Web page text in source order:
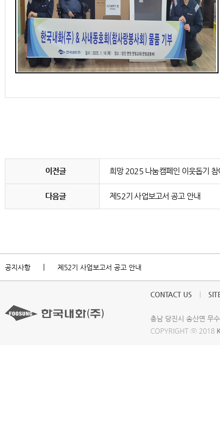
이전글 희망 2025 나눔캠페인 이웃돕기 참
다음글 제52기 사업보고서 공고 안내
공지사항 제52기 사업보고서 공고 안내
CONTACT US
충남 당진시 송산면 무
COPYRIGHT ⓒ 2018